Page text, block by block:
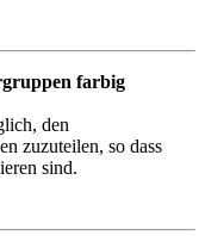
farbig
den
zuzuteilen, so dass
sind.